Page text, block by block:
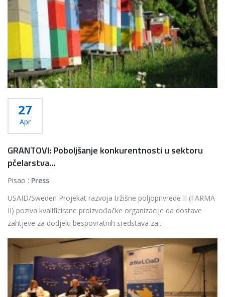
27
Apr
GRANTOVI: Poboljšanje konkurentnosti u sektoru
pčelarstva...
Pisao : Press
USAID/Sweden Projekat razvoja tržišne poljoprivrede II (FARMA
II) poziva kvalificirane proizvođačke organizacije da dostave
zahtjeve za dodjelu bespovratnih sredstava za...
Više...